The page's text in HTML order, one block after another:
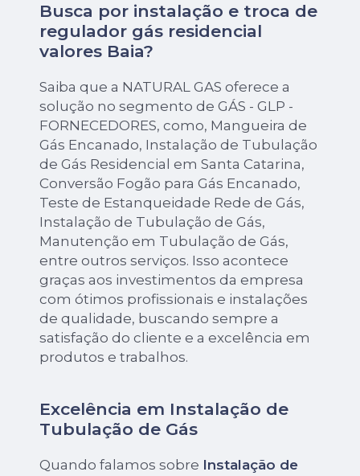
Busca por instalação e troca de
regulador gás residencial
valores Baia?
Saiba que a NATURAL GAS oferece a
solução no segmento de GÁS - GLP -
FORNECEDORES, como, Mangueira de
Gás Encanado, Instalação de Tubulação
de Gás Residencial em Santa Catarina,
Conversão Fogão para Gás Encanado,
Teste de Estanqueidade Rede de Gás,
Instalação de Tubulação de Gás,
Manutenção em Tubulação de Gás,
entre outros serviços. Isso acontece
graças aos investimentos da empresa
com ótimos profissionais e instalações
de qualidade, buscando sempre a
satisfação do cliente e a excelência em
produtos e trabalhos.
Excelência em Instalação de
Tubulação de Gás
Quando falamos sobre Instalação de